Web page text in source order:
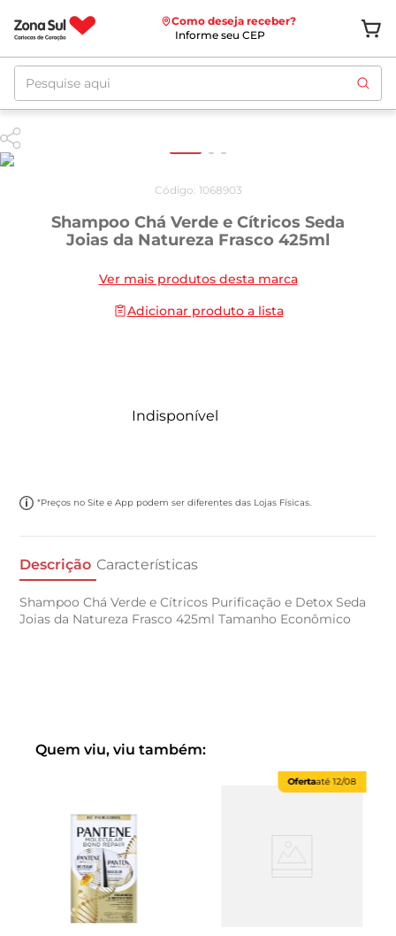
Como deseja receber?
Informe seu CEP
Pesquise aqui
Código: 1068903
Shampoo Chá Verde e Cítricos Seda
Joias da Natureza Frasco 425ml
Ver mais produtos desta marca
Adicionar produto a lista
Indisponível
*Preços no Site e App podem ser diferentes das Lojas Físicas.
Descrição Características
Shampoo Chá Verde e Cítricos Purificação e Detox Seda
Joias da Natureza Frasco 425ml Tamanho Econômico
Quem viu, viu também:
Ofertaaté12/08